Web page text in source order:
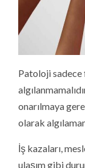
Patoloji sadece
onarılmaya
olarak
İş kazaları,
ulaşım gibi